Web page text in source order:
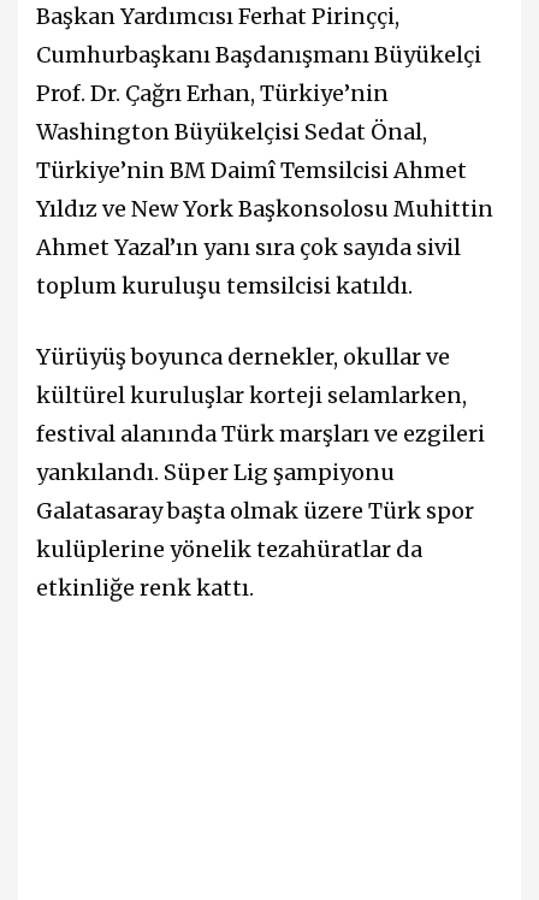
Başkan Yardımcısı Ferhat Pirinççi,
Cumhurbaşkanı Başdanışmanı Büyükelçi
Prof. Dr. Çağrı Erhan, Türkiye’nin
Washington Büyükelçisi Sedat Önal,
Türkiye’nin BM Daimî Temsilcisi Ahmet
Yıldız ve New York Başkonsolosu Muhittin
Ahmet Yazal’ın yanı sıra çok sayıda sivil
toplum kuruluşu temsilcisi katıldı.
Yürüyüş boyunca dernekler, okullar ve
kültürel kuruluşlar korteji selamlarken,
festival alanında Türk marşları ve ezgileri
yankılandı. Süper Lig şampiyonu
Galatasaray başta olmak üzere Türk spor
kulüplerine yönelik tezahüratlar da
etkinliğe renk kattı.